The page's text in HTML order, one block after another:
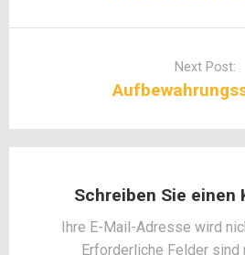
Next Post:
Schreiben Sie einen
Ihre E-Mail-Adresse wird
Erforderliche Felder sind